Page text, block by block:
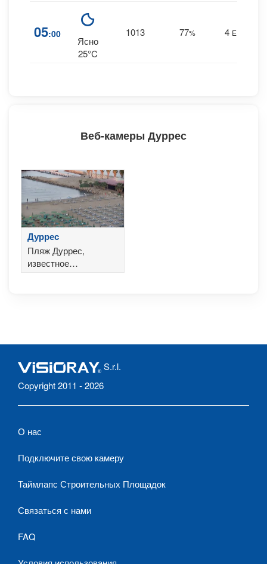
05:00
Ясно
25°C
1013 77% 4 E
Веб-камеры Дуррес
Дуррес
Пляж Дуррес,
известное
туристическое
S.r.l.
Copyright 2011 - 2026
О нас
Подключите свою камеру
Таймлапс Строительных Площадок
Связаться с нами
FAQ